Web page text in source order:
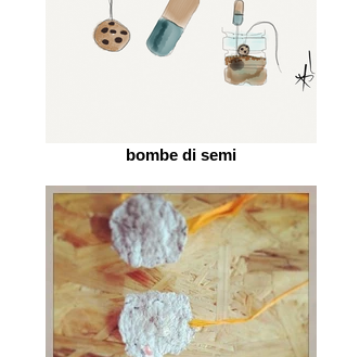
bombe di semi